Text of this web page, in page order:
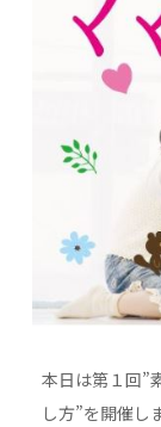
本日は第１回”
し方”を開催し